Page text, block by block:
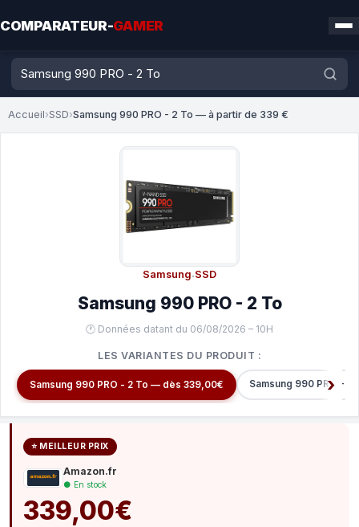
COMPARATEUR-GAMER
Accueil›SSD›Samsung 990 PRO - 2 To — à partir de 339 €
Samsung·SSD
Samsung 990 PRO - 2 To
🕐 Données datant du 06/08/2026 – 10H
LES VARIANTES DU PRODUIT :
Samsung 990 PRO - 2 To — dès 339,00€ Samsung 990 PRO - 1
⭐ MEILLEUR PRIX
Amazon.fr
● En stock
339,00€